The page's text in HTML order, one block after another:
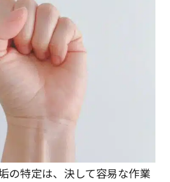
の特定は、決して容易な作業